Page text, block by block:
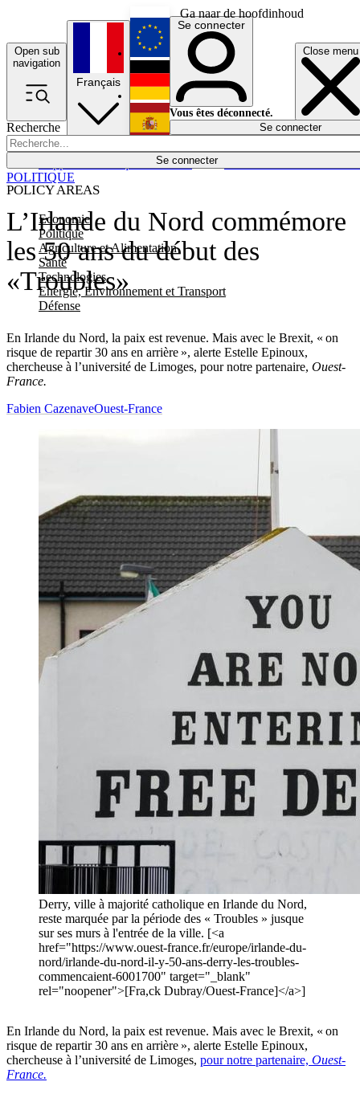
Ga naar de hoofdinhoud
Open sub
navigation
Close menu
Recherche
Se connecter
POLICY AREAS
Economie
Politique
Agriculture et Alimentation
Santé
Technologies
Energie, Environnement et Transport
Défense
Économie
Français
English
Deutsch
Español
Se connecter
Vous êtes déconnecté.
Se connecter
L’Irlande du Nord commémore
les 50 ans du début des
«Troubles»
En Irlande du Nord, la paix est revenue. Mais avec le Brexit, « on
risque de repartir 30 ans en arrière », alerte Estelle Epinoux,
chercheuse à l’université de Limoges, pour notre partenaire, Ouest-
France.
POLITIQUE
Fabien CazenaveOuest-France
Derry, ville à majorité catholique en Irlande du Nord,
reste marquée par la période des « Troubles » jusque
sur ses murs à l'entrée de la ville. [<a
href="https://www.ouest-france.fr/europe/irlande-du-
nord/irlande-du-nord-il-y-50-ans-derry-les-troubles-
commencaient-6001700" target="_blank"
rel="noopener">[Fra,ck Dubray/Ouest-France]</a>]
En Irlande du Nord, la paix est revenue. Mais avec le Brexit, « on
risque de repartir 30 ans en arrière », alerte Estelle Epinoux,
chercheuse à l’université de Limoges, pour notre partenaire, Ouest-
France.